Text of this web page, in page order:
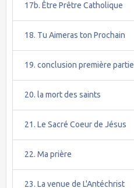
17b. Être Prêtre Catholique
18. Tu Aimeras ton Prochain
19. conclusion première partie
20. la mort des saints
21. Le Sacré Coeur de Jésus
22. Ma prière
23. La venue de L'Antéchrist